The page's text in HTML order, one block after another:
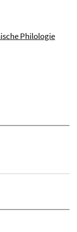
Philologie